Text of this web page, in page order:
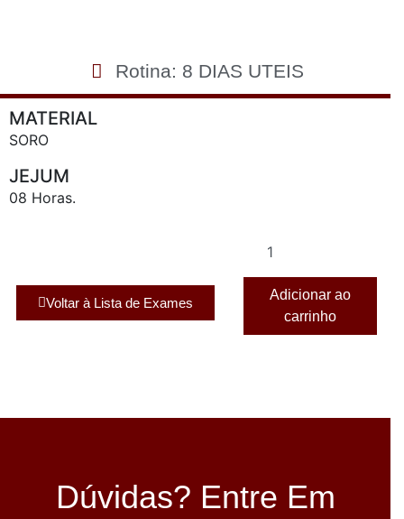
Rotina: 8 DIAS UTEIS
MATERIAL
SORO
JEJUM
08 Horas.
Voltar à Lista de Exames
Adicionar ao
carrinho
Dúvidas? Entre Em